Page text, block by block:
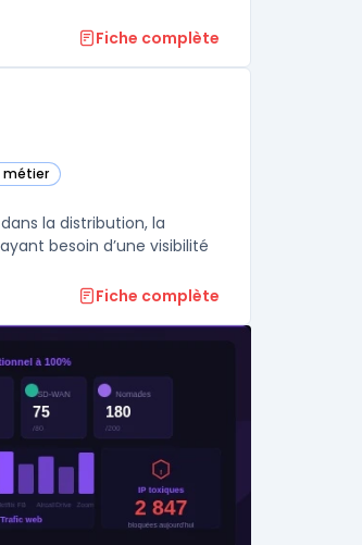
Fiche complète
métier
la distribution, la
besoin d’une visibilité
Fiche complète